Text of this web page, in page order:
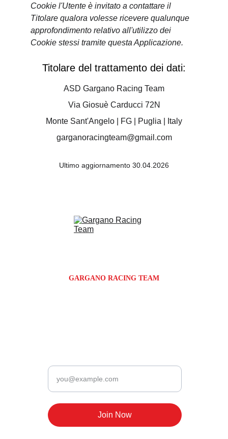
Cookie l'Utente è invitato a contattare il
Titolare qualora volesse ricevere qualunque
approfondimento relativo all'utilizzo dei
Cookie stessi tramite questa Applicazione.
Titolare del trattamento dei dati:
ASD Gargano Racing Team
Via Giosuè Carducci 72N
Monte Sant'Angelo | FG | Puglia | Italy
garganoracingteam@gmail.com
Ultimo aggiornamento 30.04.2026
GARGANO RACING TEAM
Join Now